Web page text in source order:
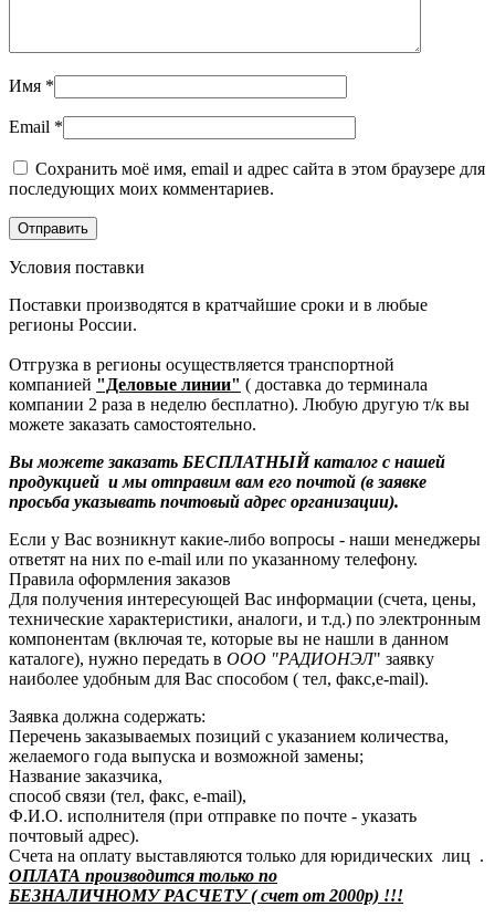
Имя *
Email *
Сохранить моё имя, email и адрес сайта в этом браузере для
последующих моих комментариев.
Условия поставки
Поставки производятся в кратчайшие сроки и в любые
регионы России.
Отгрузка в регионы осуществляется транспортной
компанией "Деловые линии" ( доставка до терминала
компании 2 раза в неделю бесплатно). Любую другую т/к вы
можете заказать самостоятельно.
Вы можете заказать БЕСПЛАТНЫЙ каталог с нашей
продукцией и мы отправим вам его почтой (в заявке
просьба указывать почтовый адрес организации).
Если у Вас возникнут какие-либо вопросы - наши менеджеры
ответят на них по e-mail или по указанному телефону.
Правила оформления заказов
Для получения интересующей Вас информации (счета, цены,
технические характеристики, аналоги, и т.д.) по электронным
компонентам (включая те, которые вы не нашли в данном
каталоге), нужно передать в ООО "РАДИОНЭЛ" заявку
наиболее удобным для Вас способом ( тел, факс,e-mail).
Заявка должна содержать:
Перечень заказываемых позиций с указанием количества,
желаемого года выпуска и возможной замены;
Название заказчика,
способ связи (тел, факс, e-mail),
Ф.И.О. исполнителя (при отправке по почте - указать
почтовый адрес).
Счета на оплату выставляются только для юридических лиц .
ОПЛАТА производится только по
БЕЗНАЛИЧНОМУ РАСЧЕТУ ( счет от 2000р) !!!